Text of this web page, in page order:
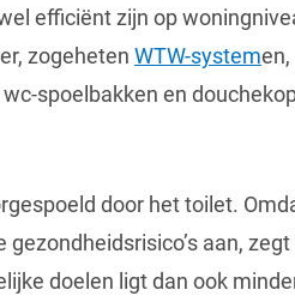
efficiënt zijn op
zogeheten WTW-systemen,
spoelbakken en
door het toilet.
aan, zegt
doelen ligt dan ook